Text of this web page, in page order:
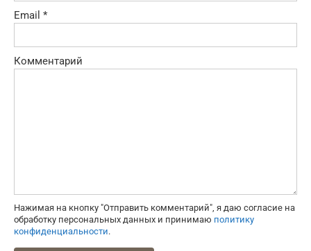
Email *
Комментарий
Нажимая на кнопку "Отправить комментарий", я даю согласие на
обработку персональных данных и принимаю политику
конфиденциальности.